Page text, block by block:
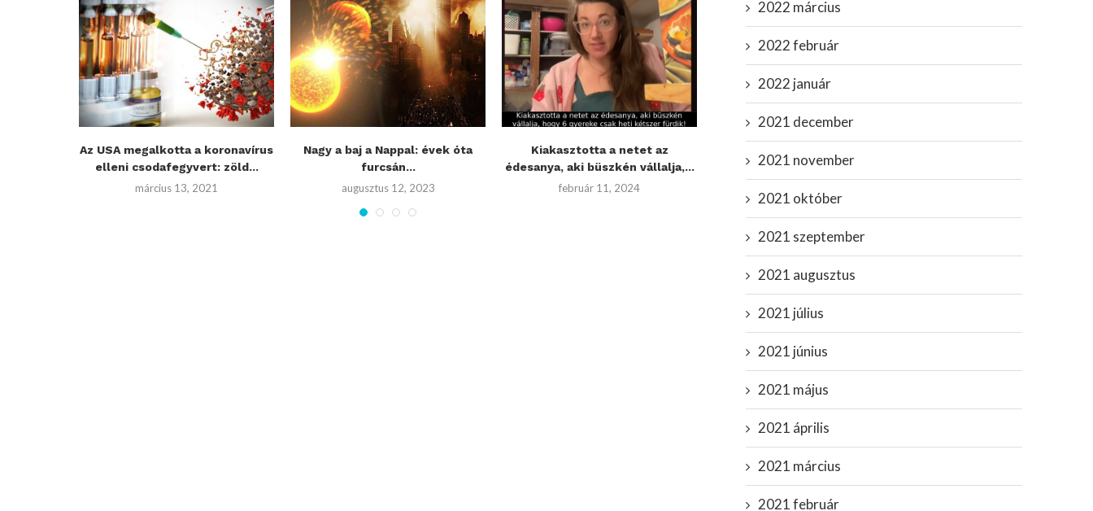
Az USA megalkotta a koronavírus
elleni csodafegyvert: zöld...
március 13, 2021
Nagy a baj a Nappal: évek óta
furcsán...
augusztus 12, 2023
Kiakasztotta a netet az
édesanya, aki büszkén vállalja,...
február 11, 2024
ellen: az OGYÉI nem...
remény
2022 március
2022 február
2022 január
2021 december
2021 november
2021 október
2021 szeptember
2021 augusztus
2021 július
2021 június
2021 május
2021 április
2021 március
2021 február